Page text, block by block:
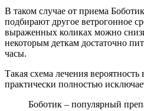
В таком случае от приема
подбирают другое ветрогонное
выраженных коликах можно
некоторым деткам достаточно
часы.
Такая схема лечения
практически полностью
Боботик – популярный